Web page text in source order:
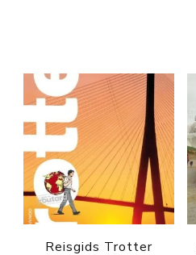
Reisgids Trotter